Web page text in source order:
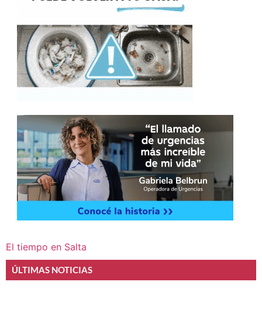
El tiempo en Salta
ÚLTIMAS NOTICIAS